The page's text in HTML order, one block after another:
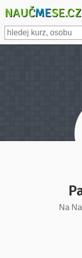
NAUČMESE.CZ
Na